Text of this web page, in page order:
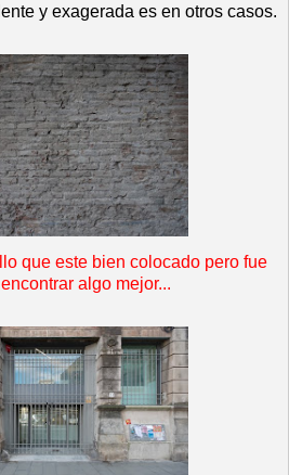
y exagerada es en otros casos.
que este bien colocado pero fue
algo mejor...